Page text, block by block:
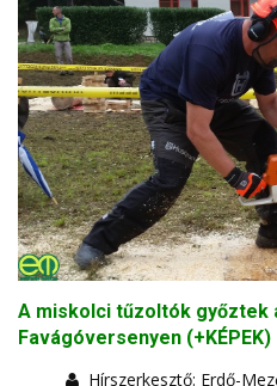
A miskolci tűzoltók győztek
Favágóversenyen (+KÉPEK)
Hírszerkesztő: Erdő-